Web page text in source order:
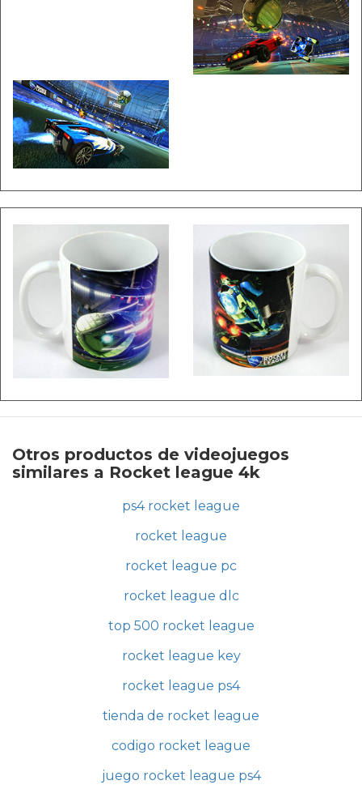
Otros productos de videojuegos
similares a Rocket league 4k
ps4 rocket league
rocket league
rocket league pc
rocket league dlc
top 500 rocket league
rocket league key
rocket league ps4
tienda de rocket league
codigo rocket league
juego rocket league ps4